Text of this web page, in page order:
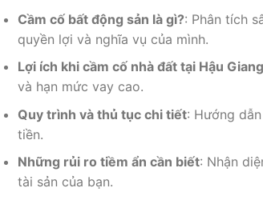
Cầm cố bất động sản là gì?: Phân tích
quyền lợi và nghĩa vụ của mình.
Lợi ích khi cầm cố nhà đất tại Hậu Giang
và hạn mức vay cao.
Quy trình và thủ tục chi tiết: Hướng
tiền.
Những rủi ro tiềm ẩn cần biết: Nhận
tài sản của bạn.